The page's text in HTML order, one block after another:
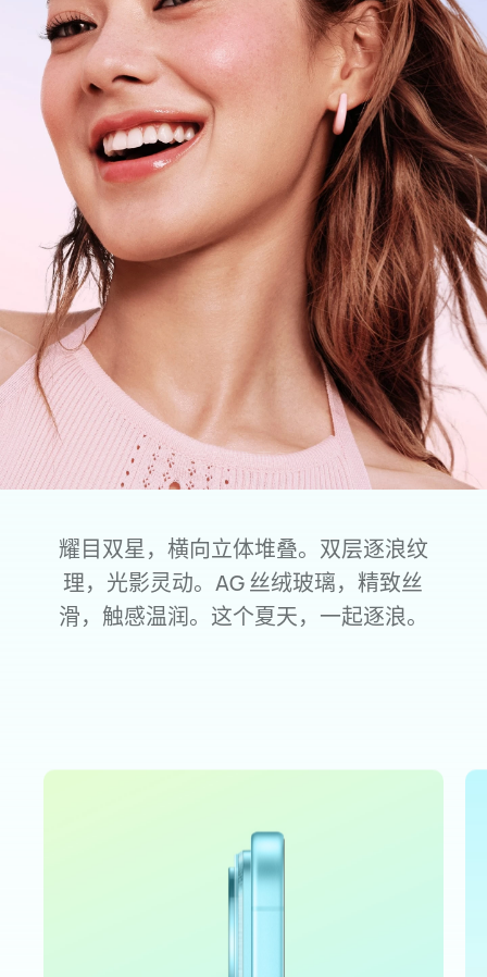
左滑查看更多
耀目双星，横向立体堆叠。双层逐浪纹
理，光影灵动。AG 丝绒玻璃，精致丝
滑，触感温润。这个夏天，一起逐浪。